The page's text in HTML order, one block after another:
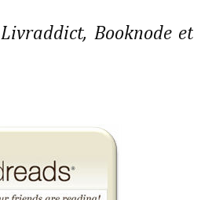
Booknode et